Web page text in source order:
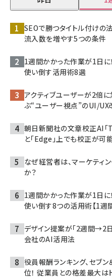
SEOで勝つタイトル付けの
流入数を増やす5つの条件
1週間かかった作業が1日
使い倒す活用術8選
アクティブユーザーが2倍
ぶ“ユーザー視点”のUI/UX
朝日新聞社の文章校正AI「
と「Edge」上でも校正が可
なぜ経営者は、マーケティ
か？
1週間かかった作業が1日
使い倒す8つの活用術【1週
デザイン提案が「2週間→2
会社のAI活用法
役員報酬ランキング、セブ
位！ 従業員との格差最大は